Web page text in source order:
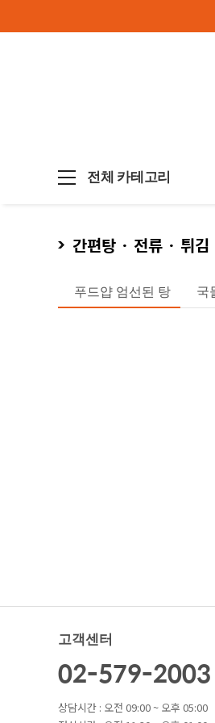
전체 카테고리
간편탕 · 전류 · 튀김
푸드얍 엄선된 탕 국
고객센터
02-579-2003
상담시간 : 오전 09:00 ~ 오후 05:00